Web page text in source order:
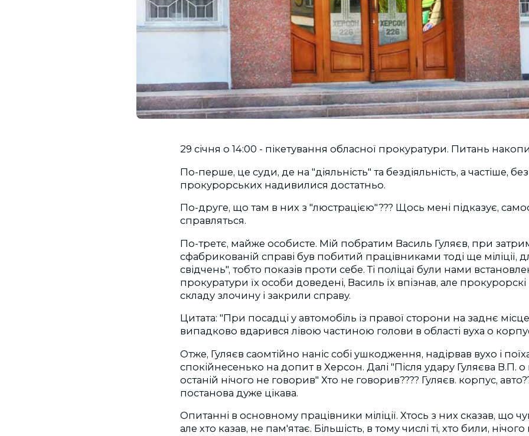
29 січня о 14:00 - пікетування обласної прокуратури. Питань
По-перше, це суди, де на "діяльність" та бездіяльність, а частіше,
прокурорських надивилися достатньо.
По-друге, що там в них з "люстрацією"??? Щось мені підказує,
справляться.
По-третє, майже особисте. Мій побратим Василь Гуляєв, при
сфабрикованій справі був побитий працівниками тоді ще міліції,
свідчень", тобто показів проти себе. Ті поліцаї були нами
прокуратури їх особи доведені, Василь їх впізнав, але
складу злочину і закрили справу.
Цитата: "При посадці у автомобіль із правої сторони на заднє
випадково вдарився лівою частиною голови в області вуха о
Отже, Гуляєв саомтійно наніс собі ушкодження, надірвав вухо і
спокійнесенько на допит в Херсон. Далі "Після удару Гуляєва В.П. о
останій нічого не говорив" Хто не говорив???? Гуляєв. корпус,
постанова дуже цікава.
Опитанні в основному працівники міліції. Хтось з них сказав, що
але хто казав, не пам'ятає. Більшість, в тому числі ті, хто били,